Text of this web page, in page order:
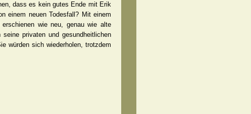
dass es kein gutes Ende mit Erik
einem neuen Todesfall? Mit einem
erschienen wie neu, genau wie alte
privaten und gesundheitlichen
würden sich wiederholen, trotzdem